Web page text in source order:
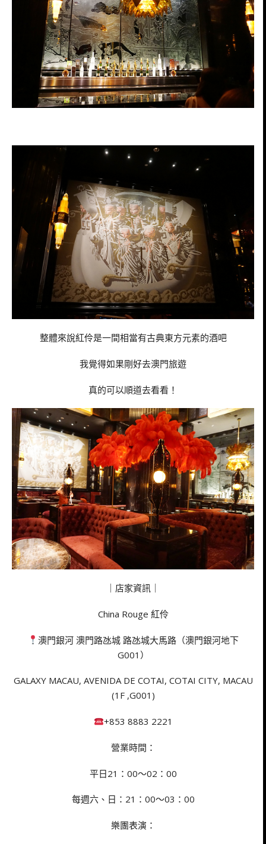
整體來說紅伶是一間相當有古典東方元素的酒吧
我覺得如果剛好去澳門旅遊
真的可以順道去看看！
｜店家資訊｜
China Rouge 紅伶
澳門銀河 澳門路氹城 路氹城大馬路（澳門銀河地下
G001）
GALAXY MACAU, AVENIDA DE COTAI, COTAI CITY, MACAU
(1F ,G001)
+853 8883 2221
營業時間：
平日21：00～02：00
每週六、日：21：00～03：00
樂團表演：